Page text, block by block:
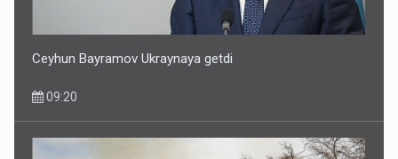
Ceyhun Bayramov Ukraynaya getdi
09:20